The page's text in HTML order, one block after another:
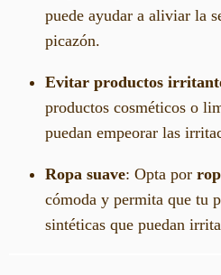
puede ayudar a aliviar la
picazón.
Evitar productos
productos cosméticos o
puedan empeorar las
Ropa suave: Opta por
cómoda y permita que tu
sintéticas que puedan